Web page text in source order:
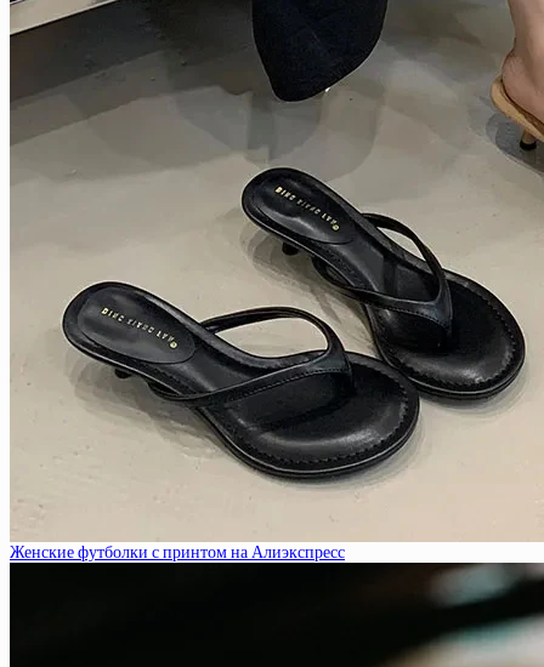
Женские футболки с принтом на Алиэкспресс